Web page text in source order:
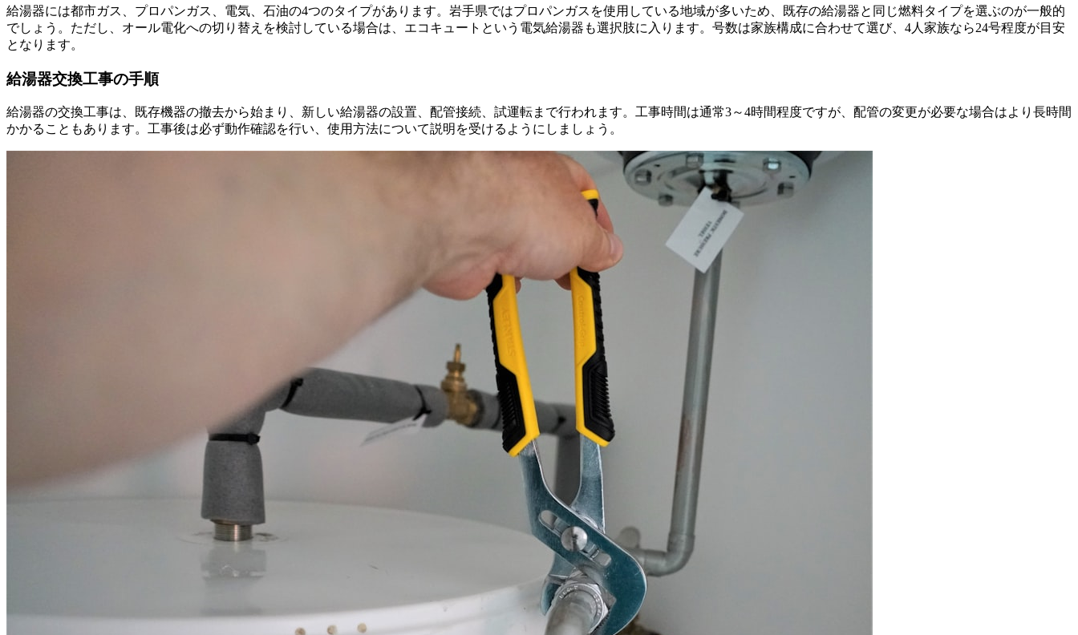
給湯器には都市ガス、プロパンガス、電気、石油の4つのタイプがあります。岩手県ではプロパンガスを使用している地域が多いため、既存の給湯器と同じ燃料タイプを選ぶのが一般的
でしょう。ただし、オール電化への切り替えを検討している場合は、エコキュートという電気給湯器も選択肢に入ります。号数は家族構成に合わせて選び、4人家族なら24号程度が目安
となります。
給湯器交換工事の手順
給湯器の交換工事は、既存機器の撤去から始まり、新しい給湯器の設置、配管接続、試運転まで行われます。工事時間は通常3～4時間程度ですが、配管の変更が必要な場合はより長時間
かかることもあります。工事後は必ず動作確認を行い、使用方法について説明を受けるようにしましょう。